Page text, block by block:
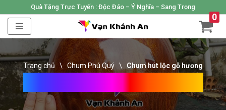
Skip
content
Quà Tặng Trực Tuyến : Độc Đáo – Ý Nghĩa – Sang Trọng
0
Trang chủ \ Chum Phú Quý \ Chum hút lộc gỗ hương
Chum Hút Lộc Gỗ Hương